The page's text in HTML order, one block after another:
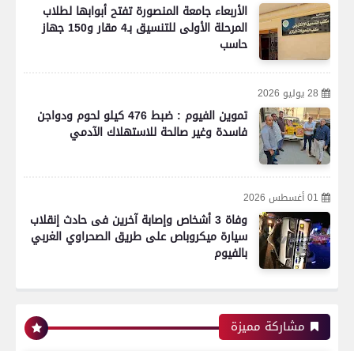
الأربعاء جامعة المنصورة تفتح أبوابها لطلاب
المرحلة الأولى للتنسيق بـ4 مقار و150 جهاز
حاسب
28 يوليو 2026
تموين الفيوم : ضبط 476 كيلو لحوم ودواجن
فاسدة وغير صالحة للاستهلاك الآدمي
01 أغسطس 2026
وفاة 3 أشخاص وإصابة آخرين فى حادث إنقلاب
سيارة ميكروباص على طريق الصحراوي الغربي
بالفيوم
مشاركة مميزة